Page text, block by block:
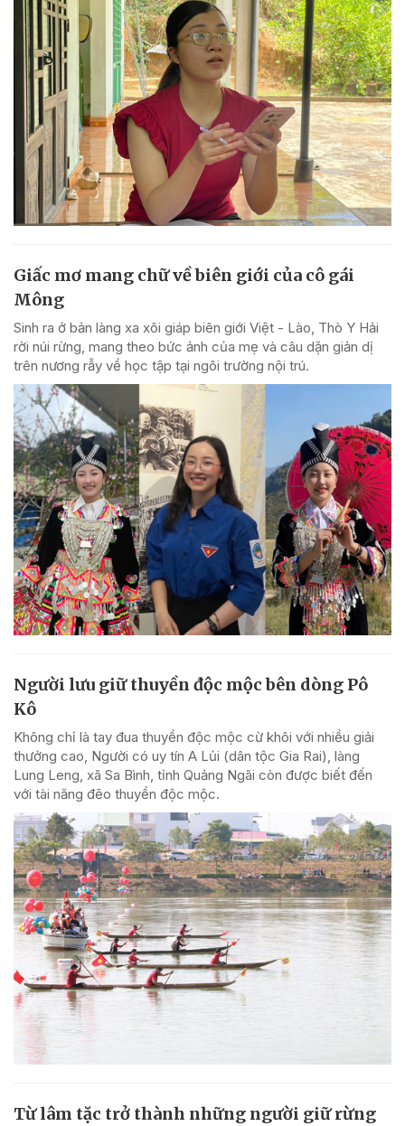
Giấc mơ mang chữ về biên giới của cô gái
Mông
Sinh ra ở bản làng xa xôi giáp biên giới Việt - Lào, Thò Y Hải
rời núi rừng, mang theo bức ảnh của mẹ và câu dặn giản dị
trên nương rẫy về học tập tại ngôi trường nội trú.
Người lưu giữ thuyền độc mộc bên dòng Pô
Kô
Không chỉ là tay đua thuyền độc mộc cừ khôi với nhiều giải
thưởng cao, Người có uy tín A Lủi (dân tộc Gia Rai), làng
Lung Leng, xã Sa Bình, tỉnh Quảng Ngãi còn được biết đến
với tài năng đẽo thuyền độc mộc.
Từ lâm tặc trở thành những người giữ rừng